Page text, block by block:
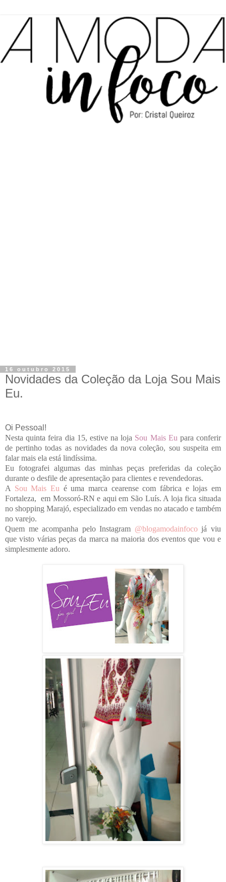
16 outubro 2015
Novidades da Coleção da Loja Sou Mais
Eu.
Oi Pessoal!
Nesta quinta feira dia 15, estive na loja Sou Mais Eu para conferir
de pertinho todas as novidades da nova coleção, sou suspeita em
falar mais ela está lindíssima.
Eu fotografei algumas das minhas peças preferidas da coleção
durante o desfile de apresentação para clientes e revendedoras.
A Sou Mais Eu é uma marca cearense com fábrica e lojas em
Fortaleza, em Mossoró-RN e aqui em São Luís. A loja fica situada
no shopping Marajó, especializado em vendas no atacado e também
no varejo.
Quem me acompanha pelo Instagram @blogamodainfoco já viu
que visto várias peças da marca na maioria dos eventos que vou e
simplesmente adoro.